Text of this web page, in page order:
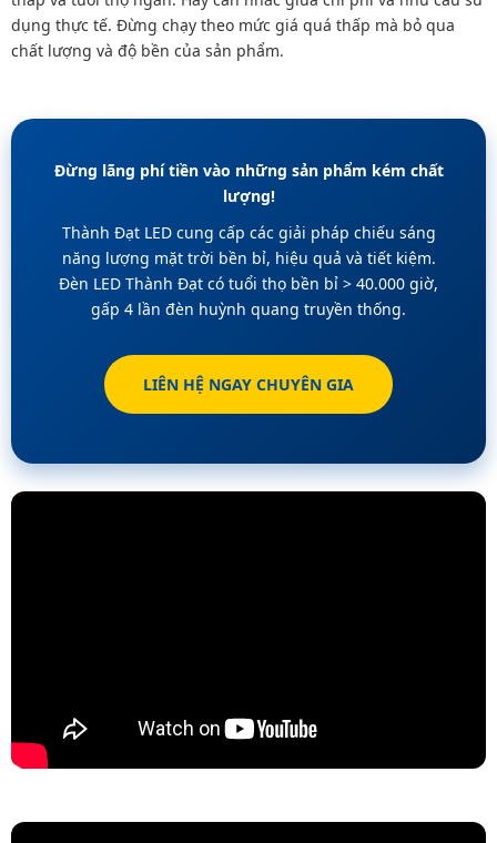
dụng thực tế. Đừng chạy theo mức giá quá thấp mà bỏ qua
chất lượng và độ bền của sản phẩm.
Đừng lãng phí tiền vào những sản phẩm kém chất
lượng!
Thành Đạt LED cung cấp các giải pháp chiếu sáng
năng lượng mặt trời bền bỉ, hiệu quả và tiết kiệm.
Đèn LED Thành Đạt có tuổi thọ bền bỉ > 40.000 giờ,
gấp 4 lần đèn huỳnh quang truyền thống.
LIÊN HỆ NGAY CHUYÊN GIA